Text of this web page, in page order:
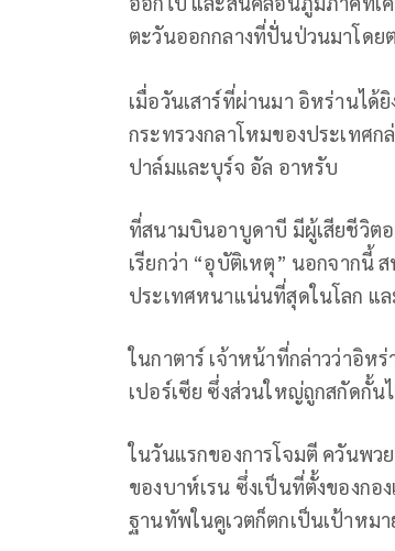
ตะวันออกกลางที่ปั่นป่วนมาโดย
เมื่อวันเสาร์ที่ผ่านมา อิหร่านได้
กระทรวงกลาโหมของประเทศ
ปาล์มและบุร์จ อัล อาหรับ
ที่สนามบินอาบูดาบี มีผู้เสียชีวิต
เรียกว่า “อุบัติเหตุ” นอกจากนี้
ประเทศหนาแน่นที่สุดในโลก แ
ในกาตาร์ เจ้าหน้าที่กล่าวว่าอิห
เปอร์เซีย ซึ่งส่วนใหญ่ถูกสกัดกั้
ในวันแรกของการโจมตี ควันพ
ของบาห์เรน ซึ่งเป็นที่ตั้งของกอ
ฐานทัพในคูเวตก็ตกเป็นเป้าหม